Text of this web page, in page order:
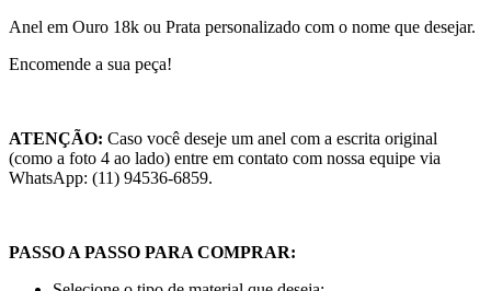
Anel em Ouro 18k ou Prata personalizado com o nome que desejar.
Encomende a sua peça!
ATENÇÃO: Caso você deseje um anel com a escrita original
(como a foto 4 ao lado) entre em contato com nossa equipe via
WhatsApp: (11) 94536-6859.
PASSO A PASSO PARA COMPRAR: